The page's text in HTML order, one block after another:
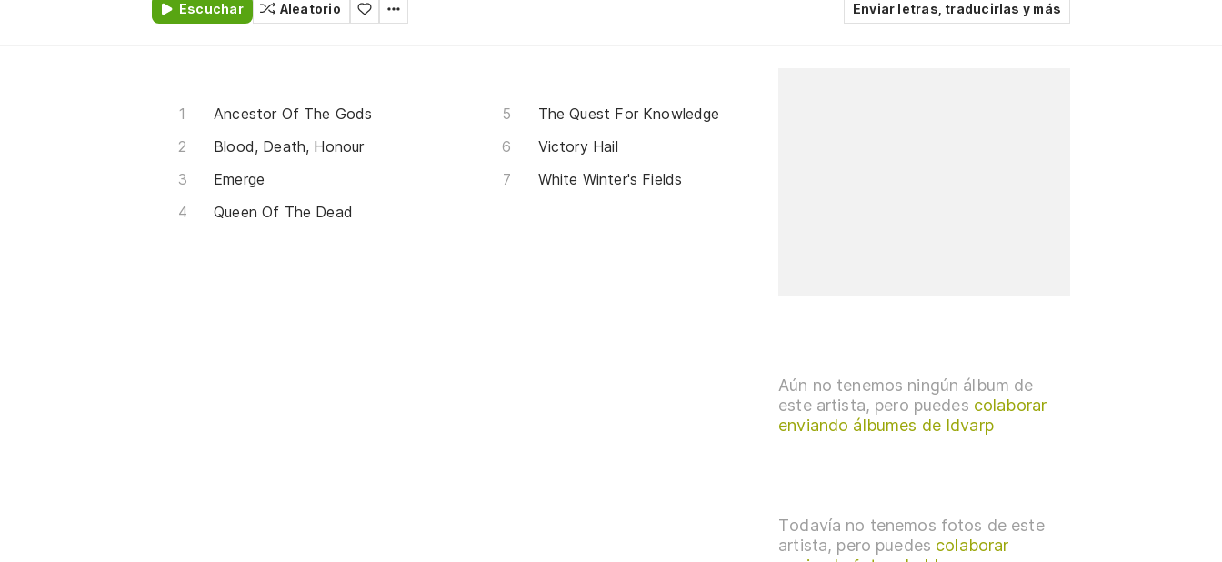
Escuchar Aleatorio Enviar letras, traducirlas y más
Ancestor Of The Gods
Blood, Death, Honour
Emerge
Queen Of The Dead
The Quest For Knowledge
Victory Hail
White Winter's Fields
Aún no tenemos ningún álbum de
este artista, pero puedes colaborar
enviando álbumes de Idvarp
Todavía no tenemos fotos de este
artista, pero puedes colaborar